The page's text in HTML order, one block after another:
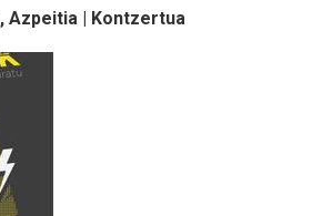
Azpeitia | Kontzertua